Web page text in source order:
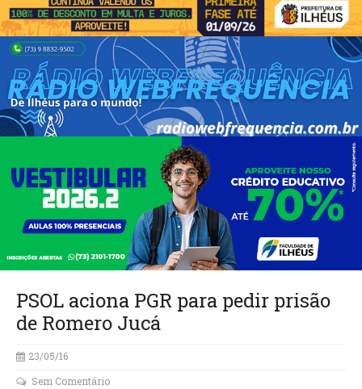
PSOL aciona PGR para pedir prisão
de Romero Jucá
23/05/16
Sem Comentário